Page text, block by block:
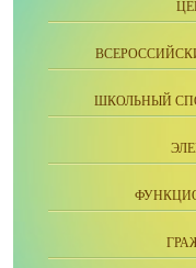
ШКОЛЬНЫЙ